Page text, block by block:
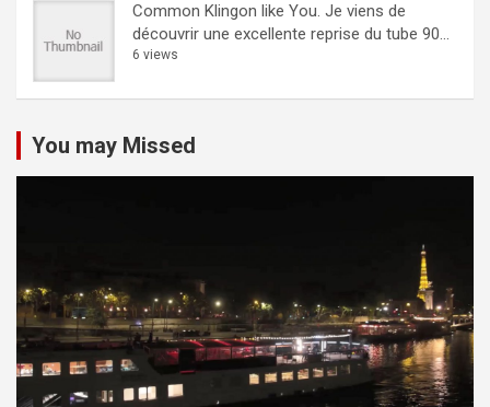
Common Klingon like You. Je viens de
découvrir une excellente reprise du tube 90...
6 views
You may Missed